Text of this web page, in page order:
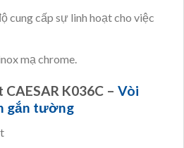
cung cấp sự linh hoạt cho việc
mạ chrome.
K036C – Vòi
gắn tường